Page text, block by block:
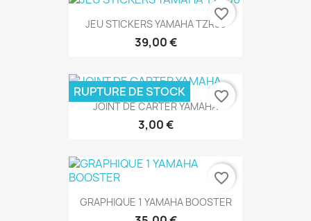
JEU STICKERS YAMAHA TZR50
39,00 €
favorite_border
JOINT DE CARTER YAMAHA
3,00 €
RUPTURE DE STOCK favorite_border
GRAPHIQUE 1 YAMAHA BOOSTER
favorite_border